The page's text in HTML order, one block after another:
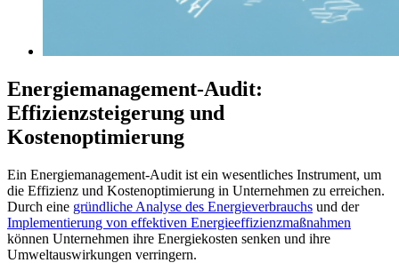
Energiemanagement-Audit:
Effizienzsteigerung und
Kostenoptimierung
Ein Energiemanagement-Audit ist ein wesentliches Instrument, um
die Effizienz und Kostenoptimierung in Unternehmen zu erreichen.
Durch eine gründliche Analyse des Energieverbrauchs und der
Implementierung von effektiven Energieeffizienzmaßnahmen
können Unternehmen ihre Energiekosten senken und ihre
Umweltauswirkungen verringern.